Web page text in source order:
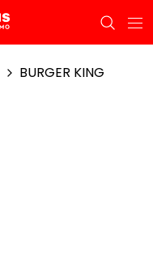
BURGER KING